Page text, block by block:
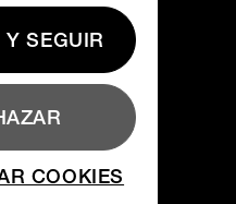
Y SEGUIR
COOKIES